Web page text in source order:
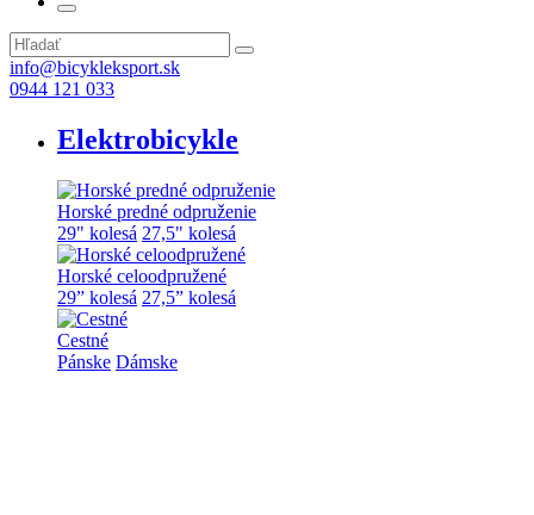
info@bicykleksport.sk
0944 121 033
Elektrobicykle
Horské predné odpruženie
29" kolesá 27,5" kolesá
Horské celoodpružené
29” kolesá 27,5” kolesá
Cestné
Pánske Dámske